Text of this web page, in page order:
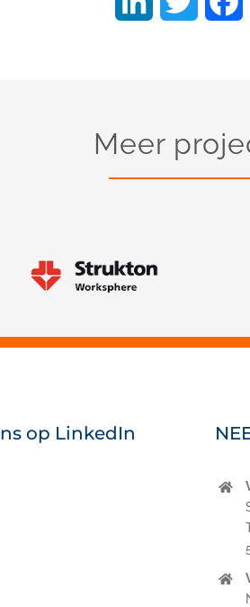
Meer
op LinkedIn